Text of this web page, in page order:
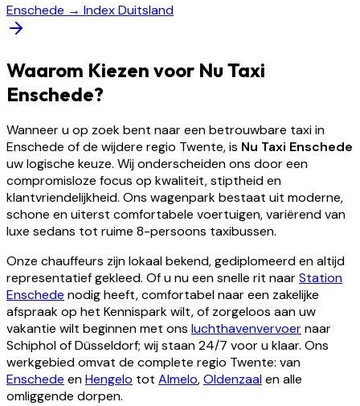
Enschede → Index Duitsland
Waarom Kiezen voor Nu Taxi
Enschede?
Wanneer u op zoek bent naar een betrouwbare taxi in
Enschede of de wijdere regio Twente, is Nu Taxi Enschede
uw logische keuze. Wij onderscheiden ons door een
compromisloze focus op kwaliteit, stiptheid en
klantvriendelijkheid. Ons wagenpark bestaat uit moderne,
schone en uiterst comfortabele voertuigen, variërend van
luxe sedans tot ruime 8-persoons taxibussen.
Onze chauffeurs zijn lokaal bekend, gediplomeerd en altijd
representatief gekleed. Of u nu een snelle rit naarStation
Enschede nodig heeft, comfortabel naar een zakelijke
afspraak op het Kennispark wilt, of zorgeloos aan uw
vakantie wilt beginnen met ons luchthavenvervoernaar
Schiphol of Düsseldorf; wij staan 24/7 voor u klaar. Ons
werkgebied omvat de complete regio Twente: van
Enschede enHengelo tot Almelo,Oldenzaalen alle
omliggende dorpen.